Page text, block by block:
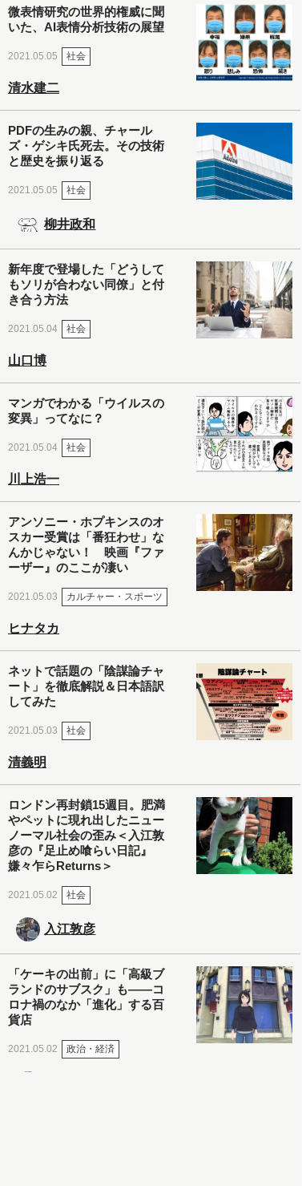
微表情研究の世界的権威に聞
いた、AI表情分析技術の展望
2021.05.05 社会
清水建二
PDFの生みの親、チャール
ズ・ゲシキ氏死去。その技術
と歴史を振り返る
2021.05.05 社会
柳井政和
新年度で登場した「どうして
もソリが合わない同僚」と付
き合う方法
2021.05.04 社会
山口博
マンガでわかる「ウイルスの
変異」ってなに？
2021.05.04 社会
川上浩一
アンソニー・ホプキンスのオ
スカー受賞は「番狂わせ」な
んかじゃない！ 映画『ファ
ーザー』のここが凄い
2021.05.03 カルチャー・スポーツ
ヒナタカ
ネットで話題の「陰謀論チャ
ート」を徹底解説＆日本語訳
してみた
2021.05.03 社会
清義明
ロンドン再封鎖15週目。肥満
やペットに現れ出したニュー
ノーマル社会の歪み＜入江敦
彦の『足止め喰らい日記』
嫌々乍らReturns＞
2021.05.02 社会
入江敦彦
「ケーキの出前」に「高級ブ
ランドのサブスク」も――コ
ロナ禍のなか「進化」する百
貨店
2021.05.02 政治・経済